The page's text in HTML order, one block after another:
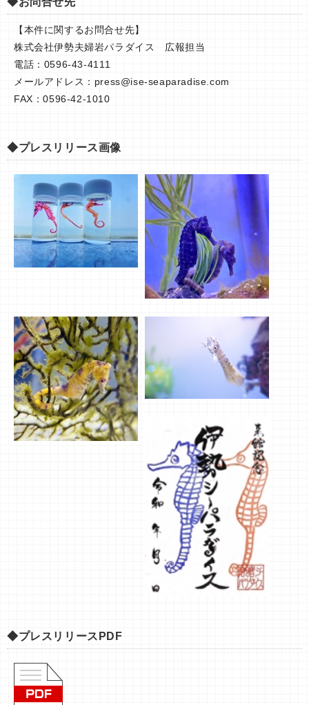
【本件に関するお問合せ先】
株式会社伊勢夫婦岩パラダイス 広報担当
電話：0596-43-4111
メールアドレス： press@ise-seaparadise.com
FAX：0596-42-1010
◆プレスリリース画像
◆プレスリリースPDF